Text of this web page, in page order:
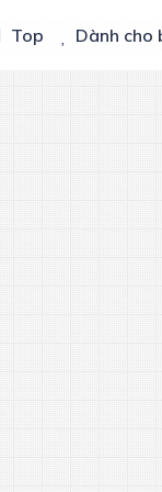
Top Dành cho